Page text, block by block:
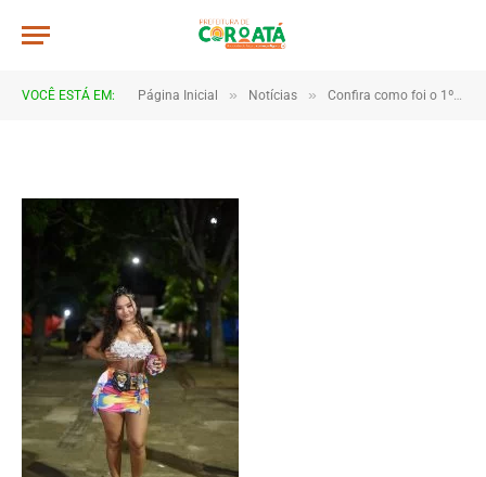
VOCÊ ESTÁ EM: Página Inicial » Notícias » Confira como foi o 1º dia do Carnaval de Coroatá
JWR_8341(1)